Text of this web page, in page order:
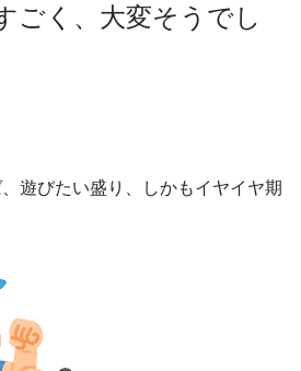
ごく、大変そうでし
遊びたい盛り、しかもイヤイヤ期